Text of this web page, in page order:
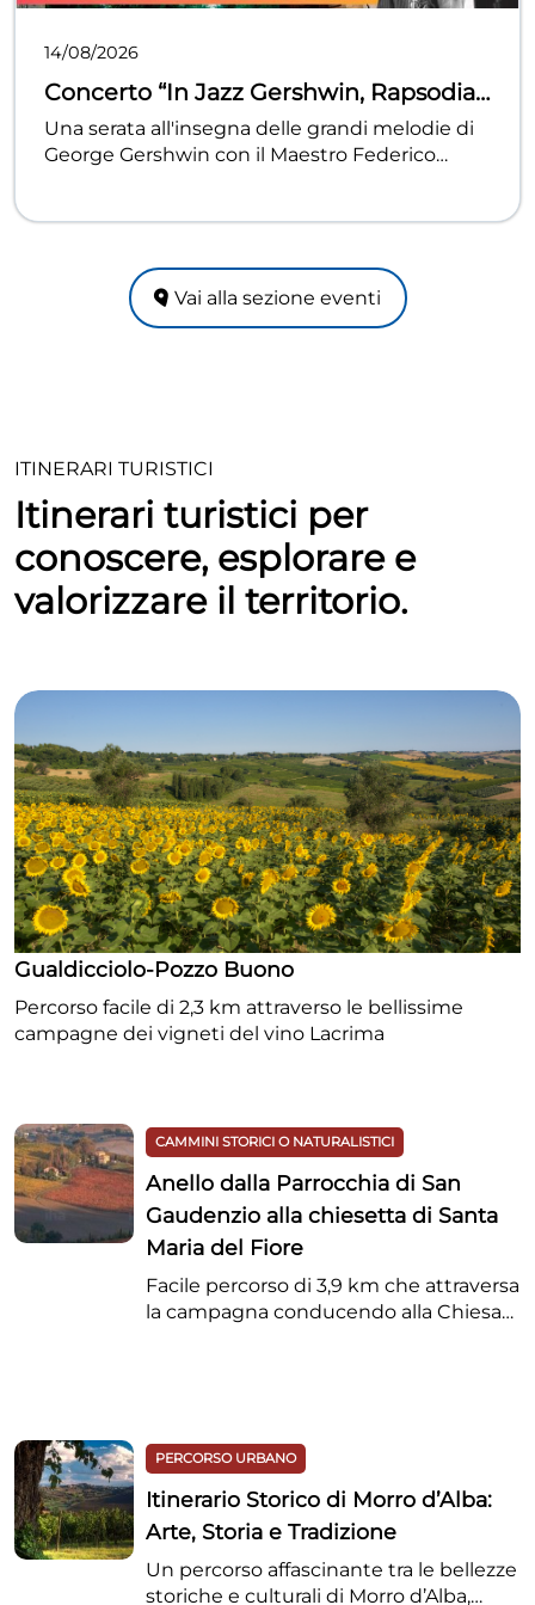
14/08/2026
Concerto “In Jazz Gershwin, Rapsodia
in blue”, Cantina Lucchetti
Una serata all'insegna delle grandi melodie di
George Gershwin con il Maestro Federico
(minori di 14 anni) € 10, acquistabili in loco e su
www.liveticket.it/lemusefestival
Vai alla sezione eventi
ITINERARI TURISTICI
Itinerari turistici per
conoscere, esplorare e
valorizzare il territorio.
Gualdicciolo-Pozzo Buono
Percorso facile di 2,3 km attraverso le bellissime
campagne dei vigneti del vino Lacrima
CAMMINI STORICI O NATURALISTICI
Anello dalla Parrocchia di San
Gaudenzio alla chiesetta di Santa
Maria del Fiore
Facile percorso di 3,9 km che attraversa
la campagna conducendo alla Chiesa
L’itinerario si addentra fino alla
caratteristica Chiesa rurale intitolata a
Santa Maria del Fiore, ricostruita
all’inizio del XVI secolo.
PERCORSO URBANO
Itinerario Storico di Morro d’Alba:
Arte, Storia e Tradizione
Un percorso affascinante tra le bellezze
storiche e culturali di Morro d’Alba,